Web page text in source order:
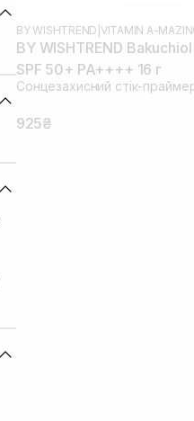
BY WISHTREND VITAMIN A-
BY WISHTREND
SPF 50+ PA++++ 16 г
Сонцезахисний стік-
925₴